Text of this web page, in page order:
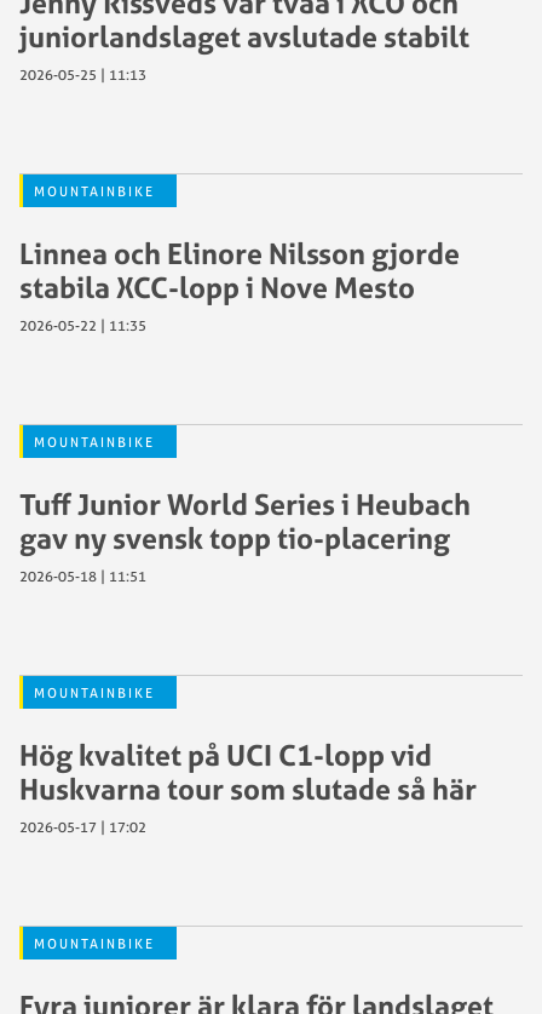
juniorlandslaget avslutade stabilt
2026-05-25 | 11:13
MOUNTAINBIKE
Linnea och Elinore Nilsson gjorde
stabila XCC-lopp i Nove Mesto
2026-05-22 | 11:35
MOUNTAINBIKE
Tuff Junior World Series i Heubach
gav ny svensk topp tio-placering
2026-05-18 | 11:51
MOUNTAINBIKE
Hög kvalitet på UCI C1-lopp vid
Huskvarna tour som slutade så här
2026-05-17 | 17:02
MOUNTAINBIKE
Fyra juniorer är klara för landslaget